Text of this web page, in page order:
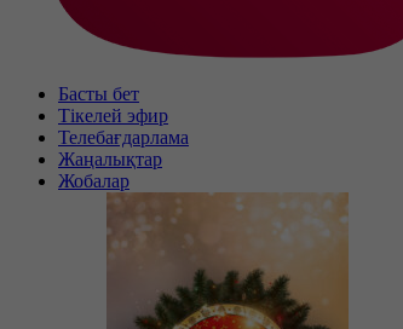
Басты бет
Тікелей эфир
Телебағдарлама
Жаңалықтар
Жобалар